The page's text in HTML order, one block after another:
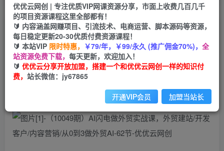
（10049期）AI闪电做外贸实战课，外贸建站/开发
客户/内容营销/从0到3做外贸AI-62节
优优云网创
2年前发布
关注 私信
优优云网创 | 专注优质VIP网课资源分享，市面上收费几百几千
的项目资源课程这里全部都有！
🔰 内容涵盖网赚项目、引流技术、电商运营、脚本源码等资源，
每日稳定更新20-30优质付费资源课程！
🔰 本站VIP 限时特惠， ￥79/年，￥99/永久 (推广佣金70%)， 全
站资源免费下载， 每天更新，欢迎加入！
🔰 优优云分享开放加盟，搭建一个和优优云网创一样的知识付
费， 站长微信：jy67865
开通VIP会员 加盟当站长